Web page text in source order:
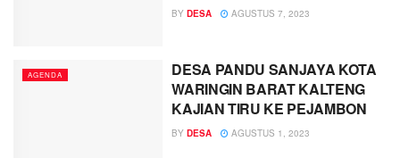
BY DESA AGUSTUS 7, 2023
AGENDA
DESA PANDU SANJAYA KOTA
WARINGIN BARAT KALTENG
KAJIAN TIRU KE PEJAMBON
BY DESA AGUSTUS 1, 2023